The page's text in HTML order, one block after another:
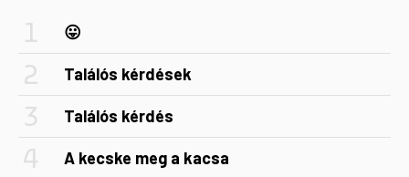
😛
Találós kérdések
Találós kérdés
A kecske meg a kacsa